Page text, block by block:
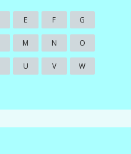
E F G
M N O
U V W